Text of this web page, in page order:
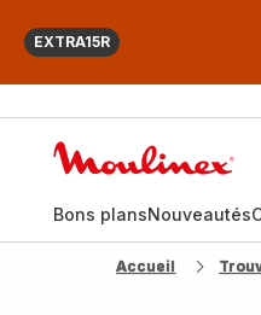
EXTRA15R
Bons plansNouveautés
Accueil